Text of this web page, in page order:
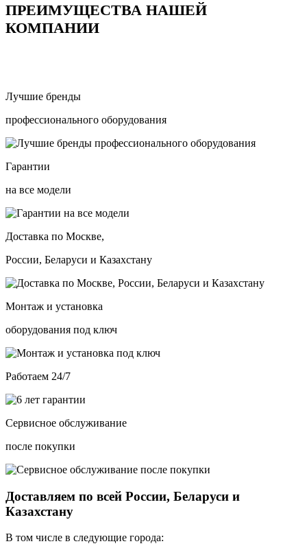
ПРЕИМУЩЕСТВА НАШЕЙ
КОМПАНИИ
Лучшие бренды
профессионального оборудования
Гарантии
на все модели
Доставка по Москве,
России, Беларуси и Казахстану
Монтаж и установка
оборудования под ключ
Работаем 24/7
Сервисное обслуживание
после покупки
Доставляем по всей России, Беларуси и
Казахстану
В том числе в следующие города: